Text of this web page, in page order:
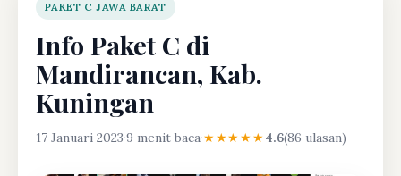
PAKET C JAWA BARAT
Info Paket C di
Mandirancan, Kab.
Kuningan
17 Januari 2023·9 menit baca·★★★★★4.6(86 ulasan)